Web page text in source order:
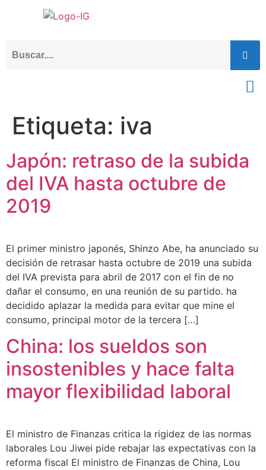
Etiqueta: iva
Japón: retraso de la subida
del IVA hasta octubre de
2019
El primer ministro japonés, Shinzo Abe, ha anunciado su
decisión de retrasar hasta octubre de 2019 una subida
del IVA prevista para abril de 2017 con el fin de no
dañar el consumo, en una reunión de su partido. ha
decidido aplazar la medida para evitar que mine el
consumo, principal motor de la tercera […]
China: los sueldos son
insostenibles y hace falta
mayor flexibilidad laboral
El ministro de Finanzas critica la rigidez de las normas
laborales Lou Jiwei pide rebajar las expectativas con la
reforma fiscal El ministro de Finanzas de China, Lou